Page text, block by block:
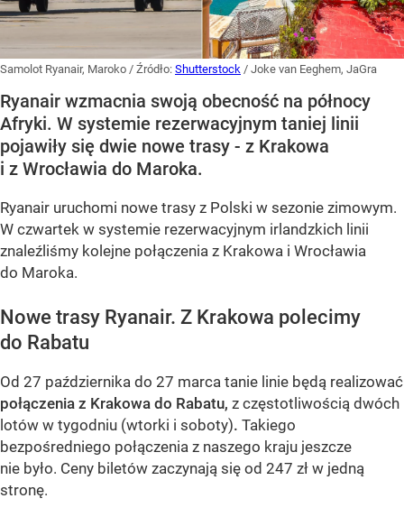
Samolot Ryanair, Maroko / Źródło: Shutterstock / Joke van Eeghem, JaGra
Ryanair wzmacnia swoją obecność na północy
Afryki. W systemie rezerwacyjnym taniej linii
pojawiły się dwie nowe trasy - z Krakowa
i z Wrocławia do Maroka.
Ryanair uruchomi nowe trasy z Polski w sezonie zimowym.
W czwartek w systemie rezerwacyjnym irlandzkich linii
znaleźliśmy kolejne połączenia z Krakowa i Wrocławia
do Maroka.
Nowe trasy Ryanair. Z Krakowa polecimy
do Rabatu
Od 27 października do 27 marca tanie linie będą realizować
połączenia z Krakowa do Rabatu, z częstotliwością dwóch
lotów w tygodniu (wtorki i soboty). Takiego
bezpośredniego połączenia z naszego kraju jeszcze
nie było. Ceny biletów zaczynają się od 247 zł w jedną
stronę.